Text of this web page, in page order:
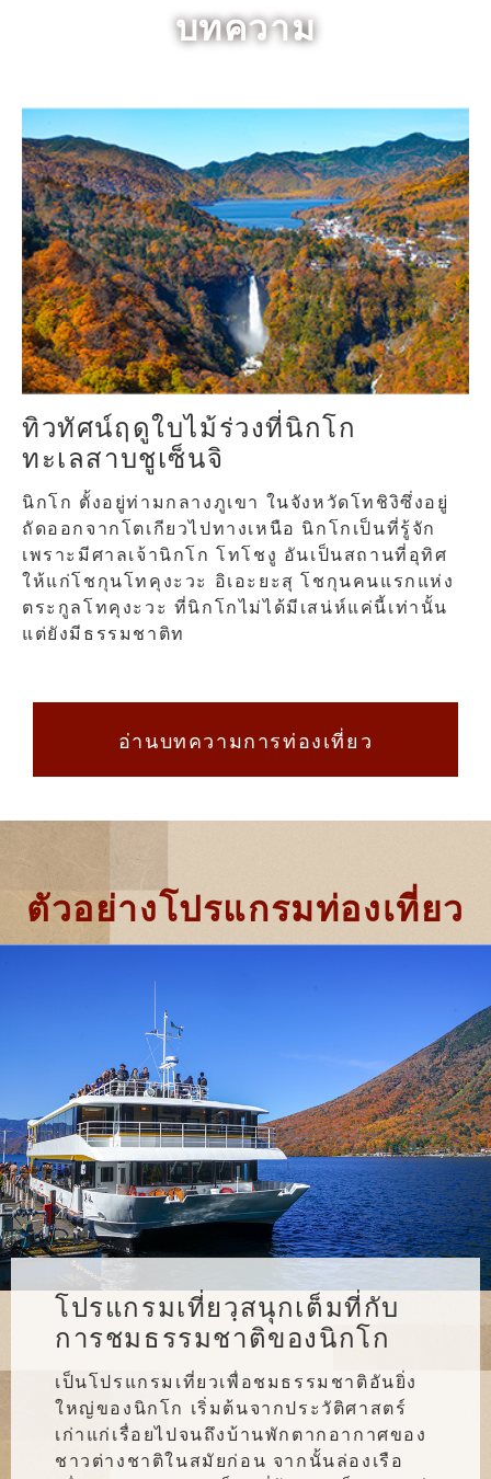
บทความ
ทิวทัศน์ฤดูใบไม้ร่วงที่นิกโก
ทะเลสาบชูเซ็นจิ
นิกโก ตั้งอยู่ท่ามกลางภูเขา ในจังหวัดโทชิงิซึ่งอยู่
ถัดออกจากโตเกียวไปทางเหนือ นิกโกเป็นที่รู้จัก
เพราะมีศาลเจ้านิกโก โทโชงู อันเป็นสถานที่อุทิศ
ให้แก่โชกุนโทคุงะวะ อิเอะยะสุ โชกุนคนแรกแห่ง
ตระกูลโทคุงะวะ ที่นิกโกไม่ได้มีเสน่ห์แค่นี้เท่านั้น
แต่ยังมีธรรมชาติท
อ่านบทความการท่องเที่ยว
ตัวอย่างโปรแกรมท่องเที่ยว
โปรแกรมเที่ยวฺสนุกเต็มที่กับ
การชมธรรมชาติของนิกโก
เป็นโปรแกรมเที่ยวเพื่อชมธรรมชาติอันยิ่ง
ใหญ่ของนิกโก เริ่มต้นจากประวัติศาสตร์
เก่าแก่เรื่อยไปจนถึงบ้านพักตากอากาศของ
ชาวต่างชาติในสมัยก่อน จากนั้นล่องเรือ